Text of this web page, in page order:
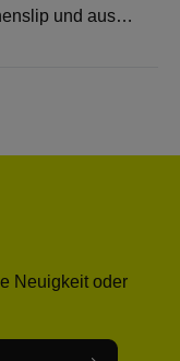
und aus…
Neuigkeit oder